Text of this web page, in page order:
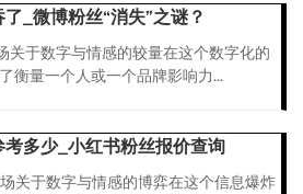
_微博粉丝“消失”之谜？
关于数字与情感的较量在这个数字化的
衡量一个人或一个品牌影响力...
多少_小红书粉丝报价查询
关于数字与情感的博弈在这个信息爆炸